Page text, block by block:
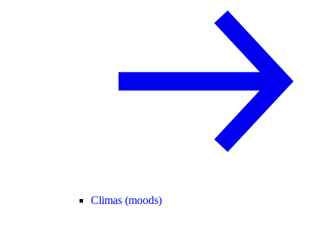
Climas (moods)